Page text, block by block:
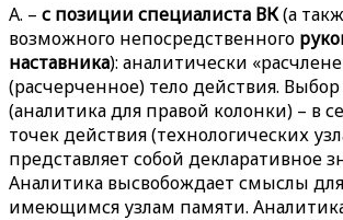
A. – с позиции специалиста ВК(а
возможного непосредственного
наставника): аналитически
(расчерченное) тело действия.
(аналитика для правой колонки) – в
точек действия (технологических
представляет собой декларативное
Аналитика высвобождает смыслы
имеющимся узлам памяти.